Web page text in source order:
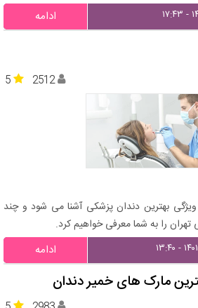
ادامه
5 2512
بهترین دندان پزشکی آشنا می شود و چند
تهران را به شما معرفی خواهیم کرد.
ادامه